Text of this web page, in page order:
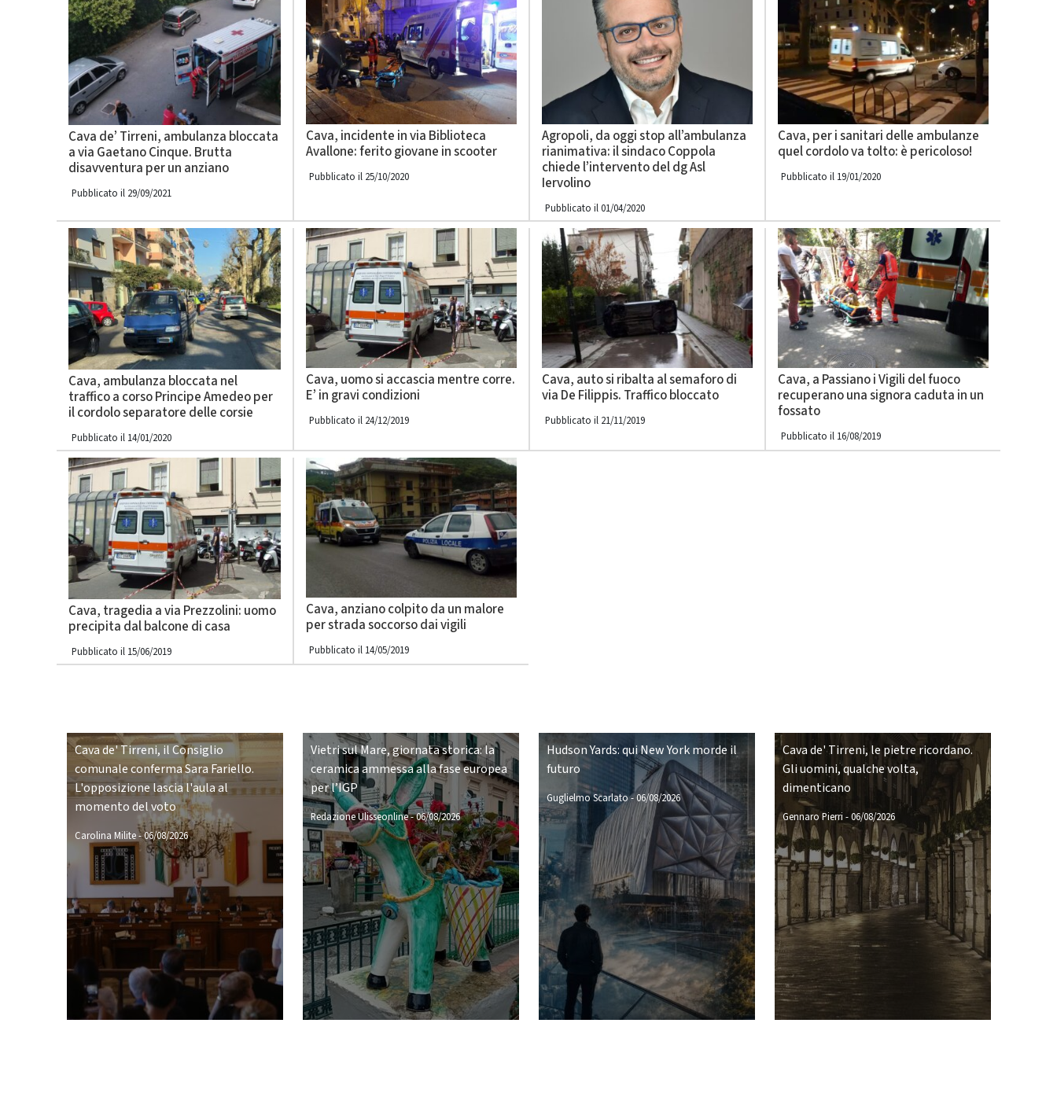
Cava de’ Tirreni, ambulanza bloccata
a via Gaetano Cinque. Brutta
disavventura per un anziano
Pubblicato il 29/09/2021
Cava, incidente in via Biblioteca
Avallone: ferito giovane in scooter
Pubblicato il 25/10/2020
Agropoli, da oggi stop all’ambulanza
rianimativa: il sindaco Coppola
chiede l’intervento del dg Asl
Iervolino
Pubblicato il 01/04/2020
Cava, per i sanitari delle ambulanze
quel cordolo va tolto: è pericoloso!
Pubblicato il 19/01/2020
Cava, ambulanza bloccata nel
traffico a corso Principe Amedeo per
il cordolo separatore delle corsie
Pubblicato il 14/01/2020
Cava, uomo si accascia mentre corre.
E’ in gravi condizioni
Pubblicato il 24/12/2019
Cava, auto si ribalta al semaforo di
via De Filippis. Traffico bloccato
Pubblicato il 21/11/2019
Cava, a Passiano i Vigili del fuoco
recuperano una signora caduta in un
fossato
Pubblicato il 16/08/2019
Cava, tragedia a via Prezzolini: uomo
precipita dal balcone di casa
Pubblicato il 15/06/2019
Cava, anziano colpito da un malore
per strada soccorso dai vigili
Pubblicato il 14/05/2019
Cava de' Tirreni, il Consiglio
comunale conferma Sara Fariello.
L'opposizione lascia l'aula al
momento del voto
Carolina Milite-06/08/2026
Vietri sul Mare, giornata storica: la
ceramica ammessa alla fase europea
per l’IGP
Redazione Ulisseonline-06/08/2026
Hudson Yards: qui New York morde il
futuro
Guglielmo Scarlato-06/08/2026
Cava de' Tirreni, le pietre ricordano.
Gli uomini, qualche volta,
dimenticano
Gennaro Pierri -06/08/2026